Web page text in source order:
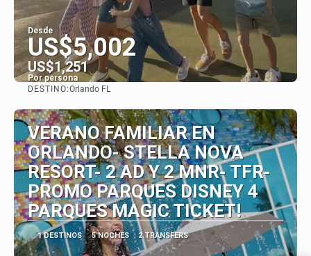
Desde
US$5,002
US$1,251
Por persona
DESTINO:Orlando FL
VERANO FAMILIAR EN
ORLANDO- STELLA NOVA
RESORT- 2 AD Y 2 MNR- TFR-
PROMO PARQUES DISNEY 4
PARQUES MAGIC TICKET!
1 DESTINOS 5 NOCHES 2 TRANSFERS